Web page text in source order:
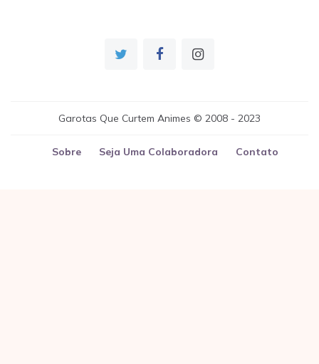
Garotas Que Curtem Animes © 2008 - 2023
Sobre Seja Uma Colaboradora Contato